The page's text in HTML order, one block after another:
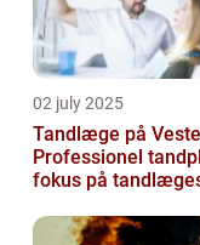
02 july 2025
Tandlæge på
Professionel
fokus på